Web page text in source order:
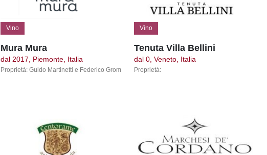
Vino
Mura Mura
dal 2017, Piemonte, Italia
Proprietà: Guido Martinetti e Federico Grom
Vino
Tenuta Villa Bellini
dal 0, Veneto, Italia
Proprietà: